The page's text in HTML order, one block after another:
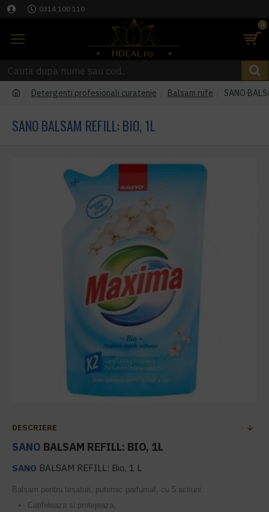
0314 100 110
0
Detergenti profesionali curatenie Balsam rufe SANO
SANO BALSAM REFILL: BIO, 1L
DESCRIERE
SANO BALSAM REFILL: BIO, 1L
SANO BALSAM REFILL: Bio, 1 L
Balsam pentru tesaturi, puternic parfumat, cu 5 actiuni:
Catifeleaza si protejeaza,